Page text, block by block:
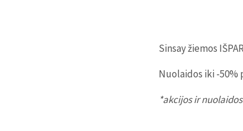
Sinsay žiemos
Nuolaidos iki -50%
*akcijos ir